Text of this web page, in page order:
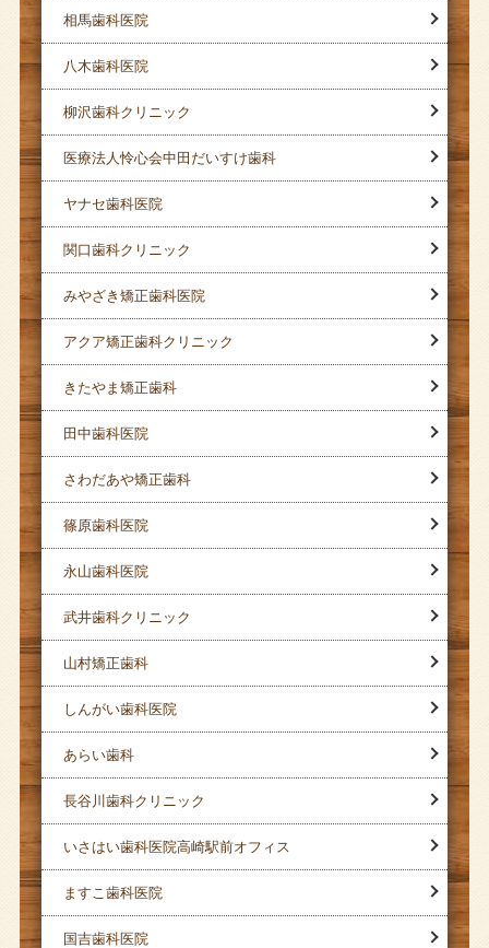
相馬歯科医院
八木歯科医院
柳沢歯科クリニック
医療法人怜心会中田だいすけ歯科
ヤナセ歯科医院
関口歯科クリニック
みやざき矯正歯科医院
アクア矯正歯科クリニック
きたやま矯正歯科
田中歯科医院
さわだあや矯正歯科
篠原歯科医院
永山歯科医院
武井歯科クリニック
山村矯正歯科
しんがい歯科医院
あらい歯科
長谷川歯科クリニック
いさはい歯科医院高崎駅前オフィス
ますこ歯科医院
国吉歯科医院